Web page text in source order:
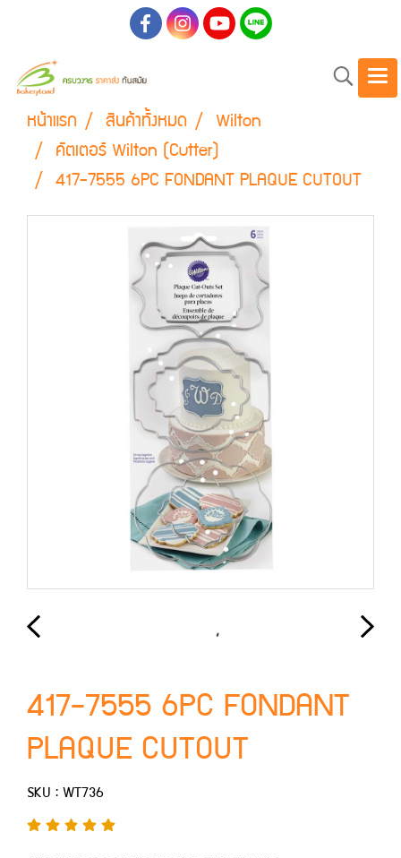
หน้าแรก สินค้าทั้งหมด Wilton
คัตเตอร์ Wilton (Cutter)
417-7555 6PC FONDANT PLAQUE CUTOUT
417-7555 6PC FONDANT
PLAQUE CUTOUT
SKU : WT736